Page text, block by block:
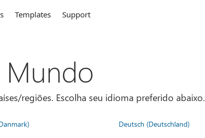
Templates Support
regiões. Escolha seu idioma preferido abaixo.
Deutsch (Deutschland)